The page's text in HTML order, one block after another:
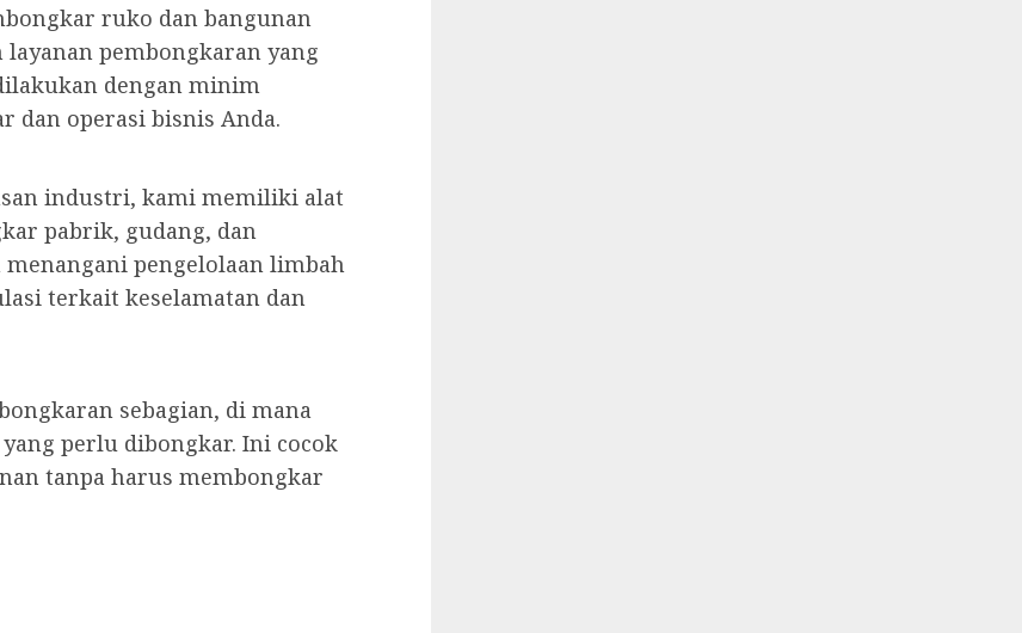
ruko dan bangunan
pembongkaran yang
dengan minim
dan operasi bisnis Anda.
industri, kami memiliki alat
pabrik, gudang, dan
pengelolaan limbah
terkait keselamatan dan
sebagian, di mana
perlu dibongkar. Ini cocok
tanpa harus membongkar